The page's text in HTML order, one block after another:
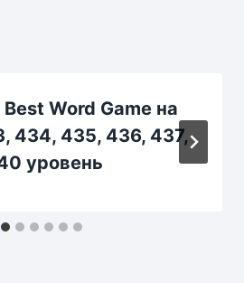
Word Game на
434, 435, 436, 437,
уровень